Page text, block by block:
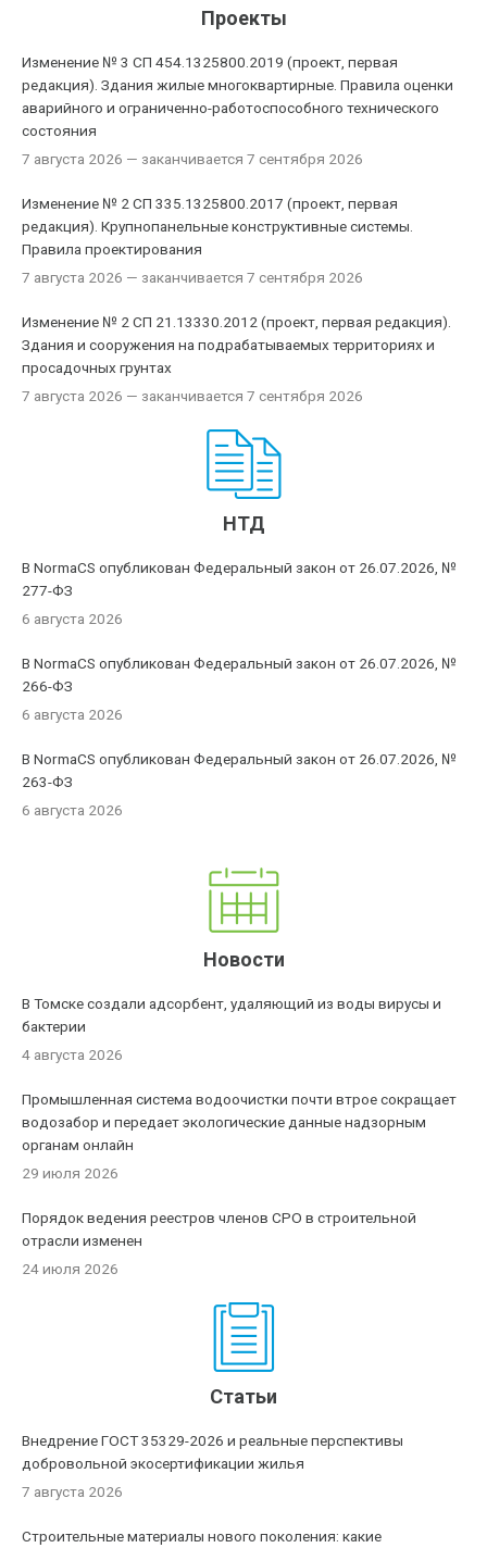
Проекты
Изменение № 3 СП 454.1325800.2019 (проект, первая
редакция). Здания жилые многоквартирные. Правила оценки
аварийного и ограниченно-работоспособного технического
состояния
7 августа 2026 — заканчивается 7 сентября 2026
Изменение № 2 СП 335.1325800.2017 (проект, первая
редакция). Крупнопанельные конструктивные системы.
Правила проектирования
7 августа 2026 — заканчивается 7 сентября 2026
Изменение № 2 СП 21.13330.2012 (проект, первая редакция).
Здания и сооружения на подрабатываемых территориях и
просадочных грунтах
7 августа 2026 — заканчивается 7 сентября 2026
НТД
В NormaCS опубликован Федеральный закон от 26.07.2026, №
277-ФЗ
6 августа 2026
В NormaCS опубликован Федеральный закон от 26.07.2026, №
266-ФЗ
6 августа 2026
В NormaCS опубликован Федеральный закон от 26.07.2026, №
263-ФЗ
6 августа 2026
Новости
В Томске создали адсорбент, удаляющий из воды вирусы и
бактерии
4 августа 2026
Промышленная система водоочистки почти втрое сокращает
водозабор и передает экологические данные надзорным
органам онлайн
29 июля 2026
Порядок ведения реестров членов СРО в строительной
отрасли изменен
24 июля 2026
Статьи
Внедрение ГОСТ 35329-2026 и реальные перспективы
добровольной экосертификации жилья
7 августа 2026
Строительные материалы нового поколения: какие